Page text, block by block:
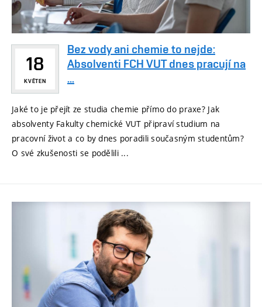
18
KVĚTEN
Bez vody ani chemie to nejde:
Absolventi FCH VUT dnes pracují na
...
Jaké to je přejít ze studia chemie přímo do praxe? Jak
absolventy Fakulty chemické VUT připraví studium na
pracovní život a co by dnes poradili současným studentům?
O své zkušenosti se podělili ...